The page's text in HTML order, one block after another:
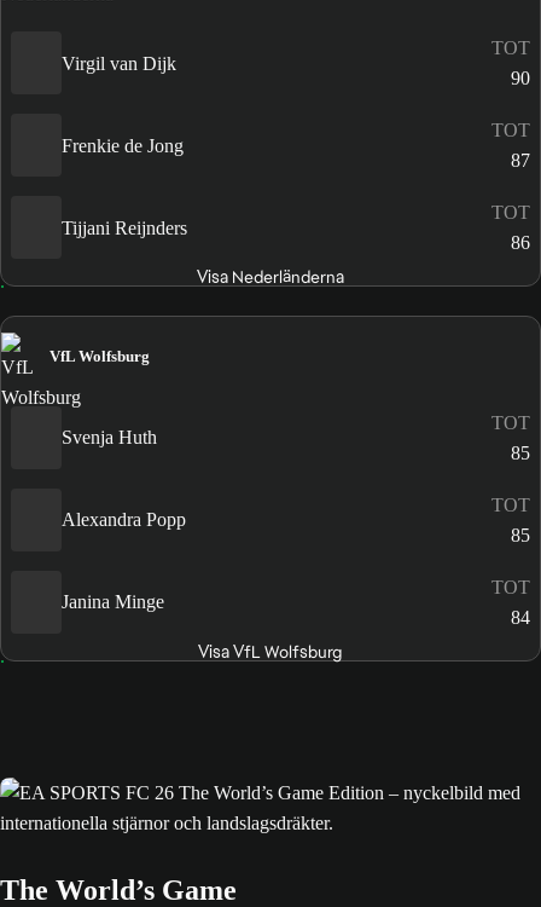
Virgil van Dijk
TOT
90
Frenkie de Jong
TOT
87
Tijjani Reijnders
TOT
86
Visa Nederländerna
VfL Wolfsburg
Svenja Huth
TOT
85
Alexandra Popp
TOT
85
Janina Minge
TOT
84
Visa VfL Wolfsburg
The World’s Game